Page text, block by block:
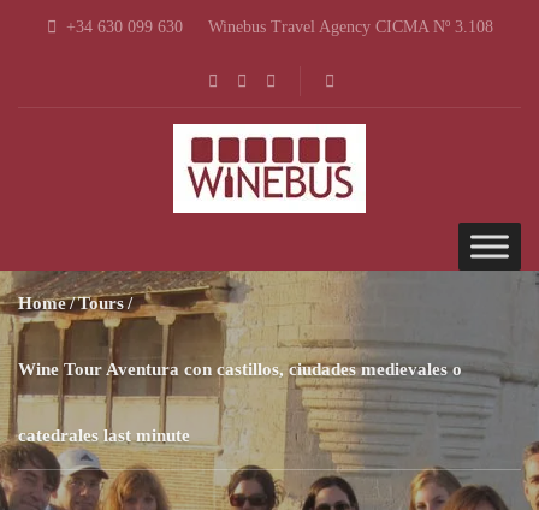
+34 630 099 630 Winebus Travel Agency CICMA Nº 3.108
Home Tours
Wine Tour Aventura con castillos, ciudades medievales o
catedrales last minute